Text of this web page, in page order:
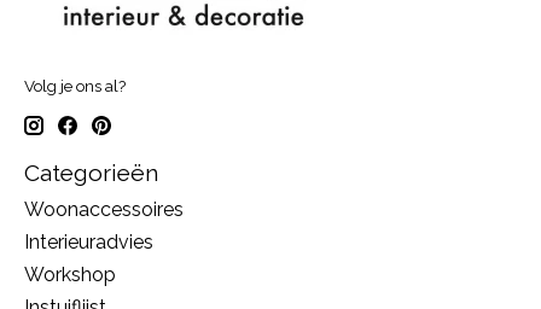
Volg je ons al?
Categorieën
Woonaccessoires
Interieuradvies
Workshop